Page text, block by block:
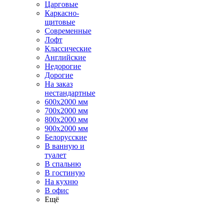
Царговые
Каркасно-
щитовые
Современные
Лофт
Классические
Английские
Недорогие
Дорогие
На заказ
нестандартные
600х2000 мм
700х2000 мм
800х2000 мм
900х2000 мм
Белорусские
В ванную и
туалет
В спальню
В гостиную
На кухню
В офис
Ещё